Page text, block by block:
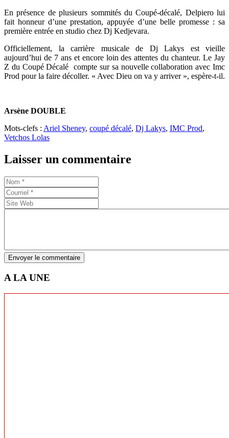
En présence de plusieurs sommités du Coupé-décalé, Delpiero lui
fait honneur d’une prestation, appuyée d’une belle promesse : sa
première entrée en studio chez Dj Kedjevara.
Officiellement, la carrière musicale de Dj Lakys est vieille
aujourd’hui de 7 ans et encore loin des attentes du chanteur. Le Jay
Z du Coupé Décalé compte sur sa nouvelle collaboration avec Imc
Prod pour la faire décoller. « Avec Dieu on va y arriver », espère-t-il.
Arsène DOUBLE
Mots-clefs : Ariel Sheney, coupé décalé, Dj Lakys, IMC Prod,
Vetchos Lolas
Laisser un commentaire
Envoyer le commentaire
A LA UNE